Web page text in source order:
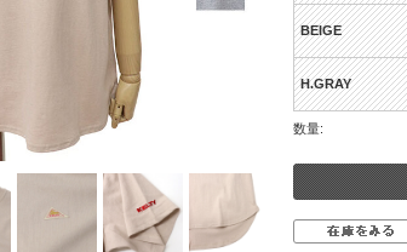
BEIGE
H.GRAY
数量: